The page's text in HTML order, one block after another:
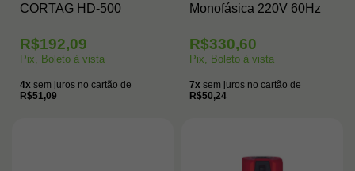
CORTAG HD-500
R$192,09
Pix, Boleto à vista
4x sem juros no cartão de
R$51,09
Monofásica 220V 60Hz
R$330,60
Pix, Boleto à vista
7x sem juros no cartão de
R$50,24